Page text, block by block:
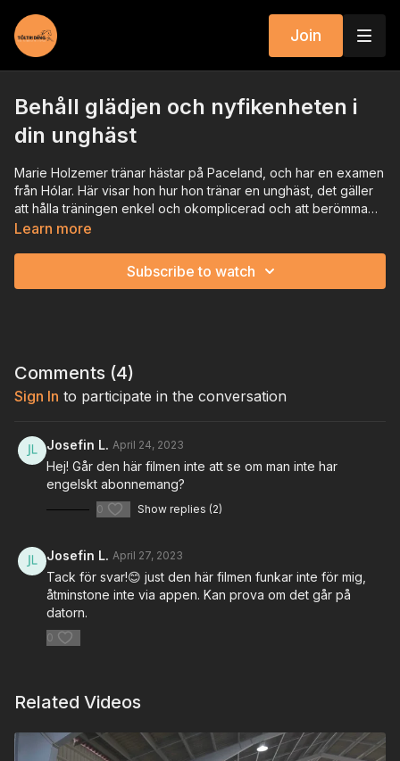
Join
Behåll glädjen och nyfikenheten i
din unghäst
Marie Holzemer tränar hästar på Paceland, och har en examen
från Hólar. Här visar hon hur hon tränar en unghäst, det gäller
att hålla träningen enkel och okomplicerad och att berömma
ofta. OBS svensk text finns.
Learn more
Subscribe to watch
Comments (4)
Sign In to participate in the conversation
Josefin L. April 24, 2023
Hej! Går den här filmen inte att se om man inte har
engelskt abonnemang?
0 Show replies (2)
Josefin L. April 27, 2023
Tack för svar!😊 just den här filmen funkar inte för mig,
åtminstone inte via appen. Kan prova om det går på
datorn.
0
Related Videos